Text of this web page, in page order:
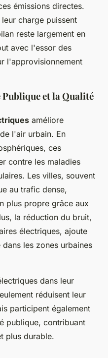
émissions directes.
charge puissent
reste largement en
avec l'essor des
l'approvisionnement
Publique et la Qualité
améliore
l'air urbain. En
ces
contre les maladies
Les villes, souvent
au trafic dense,
plus propre grâce aux
la réduction du bruit,
électriques, ajoute
les zones urbaines
dans leur
réduisent leur
participent également
publique, contribuant
plus durable.